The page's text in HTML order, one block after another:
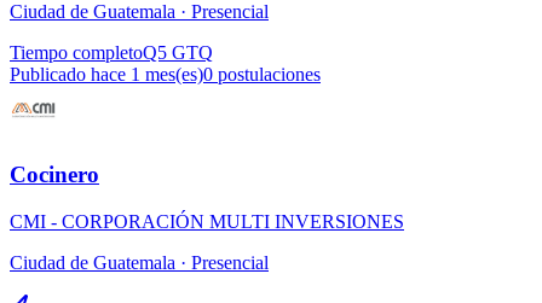
Ciudad de Guatemala · Presencial
Tiempo completoQ5 GTQ
Publicado hace 1 mes(es)0 postulaciones
Cocinero
CMI - CORPORACIÓN MULTI INVERSIONES
Ciudad de Guatemala · Presencial